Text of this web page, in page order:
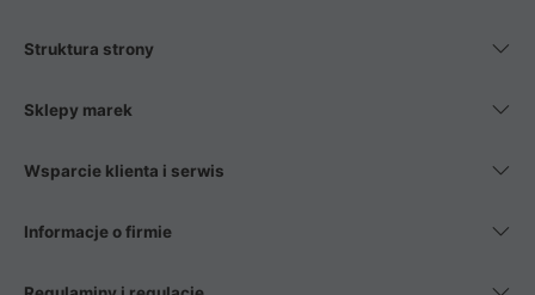
Struktura strony
Sklepy marek
Wsparcie klienta i serwis
Informacje o firmie